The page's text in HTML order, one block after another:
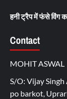
हनी ट्रैप में फंसे विंग
Contact
MOHIT ASWAL
S/O: Vijay
po barkot,